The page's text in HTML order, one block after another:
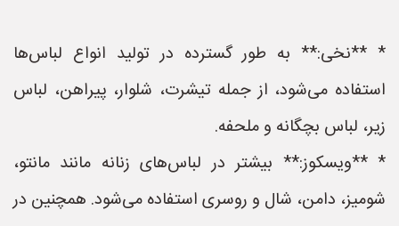
* **نخی:** به طور گسترده در تولید انواع لباس‌ها
استفاده می‌شود، از جمله تیشرت، شلوار، پیراهن، لباس
زیر، لباس بچگانه و ملحفه.
* **ویسکوز:** بیشتر در لباس‌های زنانه مانند مانتو،
شومیز، دامن، شال و روسری استفاده می‌شود. همچنین در